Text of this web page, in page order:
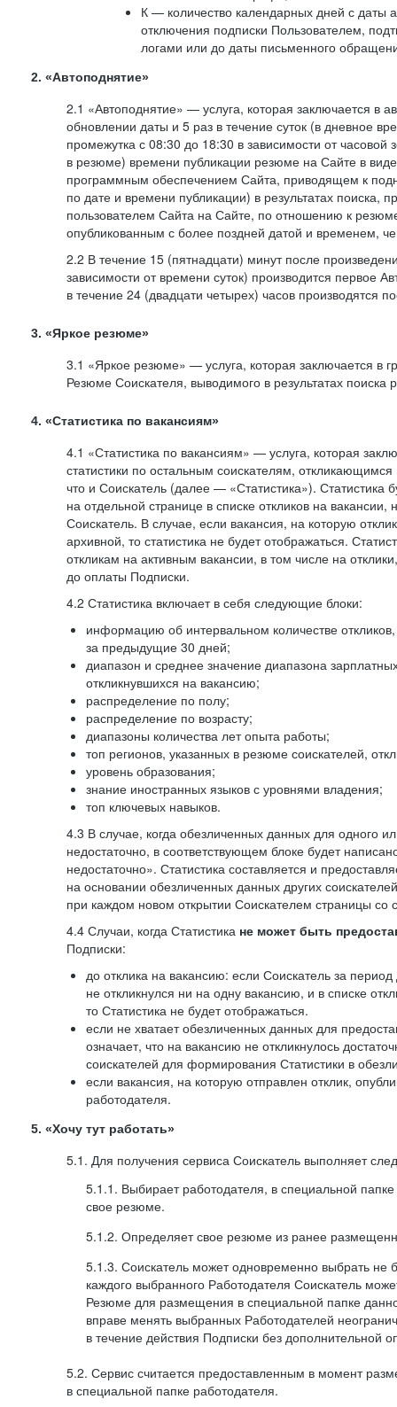
К — количество календарных дней с даты
отключения подписки Пользователем,
логами или до даты письменного
2. «Автоподнятие»
2.1 «Автоподнятие» — услуга, которая заключается в
обновлении даты и 5 раз в течение суток (в дневное
промежутка с 08:30 до 18:30 в зависимости от часовой
в резюме) времени публикации резюме на Сайте в
программным обеспечением Сайта, приводящем к
по дате и времени публикации) в результатах поиска,
пользователем Сайта на Сайте, по отношению к
опубликованным с более поздней датой и временем,
2.2 В течение 15 (пятнадцати) минут после
зависимости от времени суток) производится первое
в течение 24 (двадцати четырех) часов производятся
3. «Яркое резюме»
3.1 «Яркое резюме» — услуга, которая заключается в
Резюме Соискателя, выводимого в результатах поиска
4. «Статистика по вакансиям»
4.1 «Статистика по вакансиям» — услуга, которая
статистики по остальным соискателям,
что и Соискатель (далее — «Статистика»). Статистика
на отдельной странице в списке откликов на вакансии,
Соискатель. В случае, если вакансия, на которую
архивной, то статистика не будет отображаться.
откликам на активным вакансии, в том числе на
до оплаты Подписки.
4.2 Статистика включает в себя следующие блоки:
информацию об интервальном количестве
за предыдущие 30 дней;
диапазон и среднее значение диапазона
откликнувшихся на вакансию;
распределение по полу;
распределение по возрасту;
диапазоны количества лет опыта работы;
топ регионов, указанных в резюме соискателей,
уровень образования;
знание иностранных языков с уровнями владения;
топ ключевых навыков.
4.3 В случае, когда обезличенных данных для одного
недостаточно, в соответствующем блоке будет
недостаточно». Статистика составляется и
на основании обезличенных данных других
при каждом новом открытии Соискателем страницы со
4.4 Случаи, когда Статистика не может быть
Подписки:
до отклика на вакансию: если Соискатель за период
не откликнулся ни на одну вакансию, и в списке
то Статистика не будет отображаться.
если не хватает обезличенных данных для
означает, что на вакансию не откликнулось
соискателей для формирования Статистики в
если вакансия, на которую отправлен отклик,
работодателя.
5. «Хочу тут работать»
5.1. Для получения сервиса Соискатель выполняет
5.1.1. Выбирает работодателя, в специальной папке
свое резюме.
5.1.2. Определяет свое резюме из ранее
5.1.3. Соискатель может одновременно выбрать не
каждого выбранного Работодателя Соискатель
Резюме для размещения в специальной папке
вправе менять выбранных Работодателей
в течение действия Подписки без дополнительной
5.2. Сервис считается предоставленным в момент
в специальной папке работодателя.